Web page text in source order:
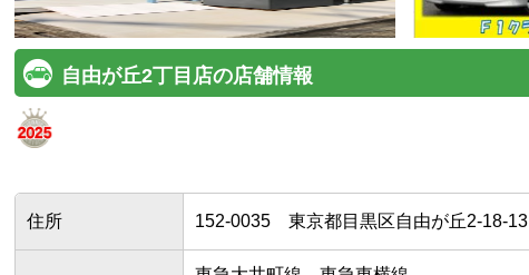
自由が丘2丁目店の店舗情報
住所 152-0035 東京都目黒区自由が丘2-18-13